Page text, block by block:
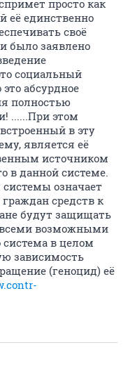
просто как
единственно
своё
было заявлено
социальный
абсурдное
полностью
......При этом
в эту
является её
источником
в данной системе.
означает
средств к
будут защищать
возможными
система в целом
зависимость
(геноцид) её